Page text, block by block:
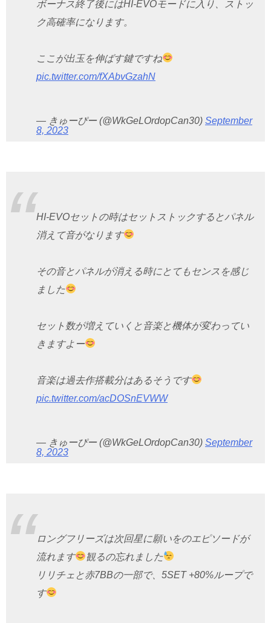
ボーナス終了後にはHI-EVOモードに入り、ストッ
ク高確率になります。
ここが出玉を伸ばす鍵ですね
pic.twitter.com/fXAbvGzahN
— きゅーぴー (@WkGeLOrdopCan30) September
8, 2023
HI-EVOセットの時はセットストックするとパネル
消えて音がなります
その音とパネルが消える時にとてもセンスを感じ
ました
セット数が増えていくと音楽と機体が変わってい
きますよー
音楽は過去作搭載分はあるそうです
pic.twitter.com/acDOSnEVWW
— きゅーぴー (@WkGeLOrdopCan30) September
8, 2023
ロングフリーズは次回星に願いをのエピソードが
流れます
観るの忘れました
リリチェと赤7BBの一部で、5SET +80%ループで
す